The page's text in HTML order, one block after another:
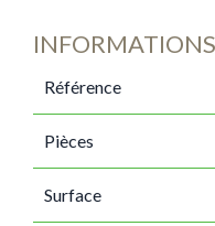
Référence
Pièces
Surface